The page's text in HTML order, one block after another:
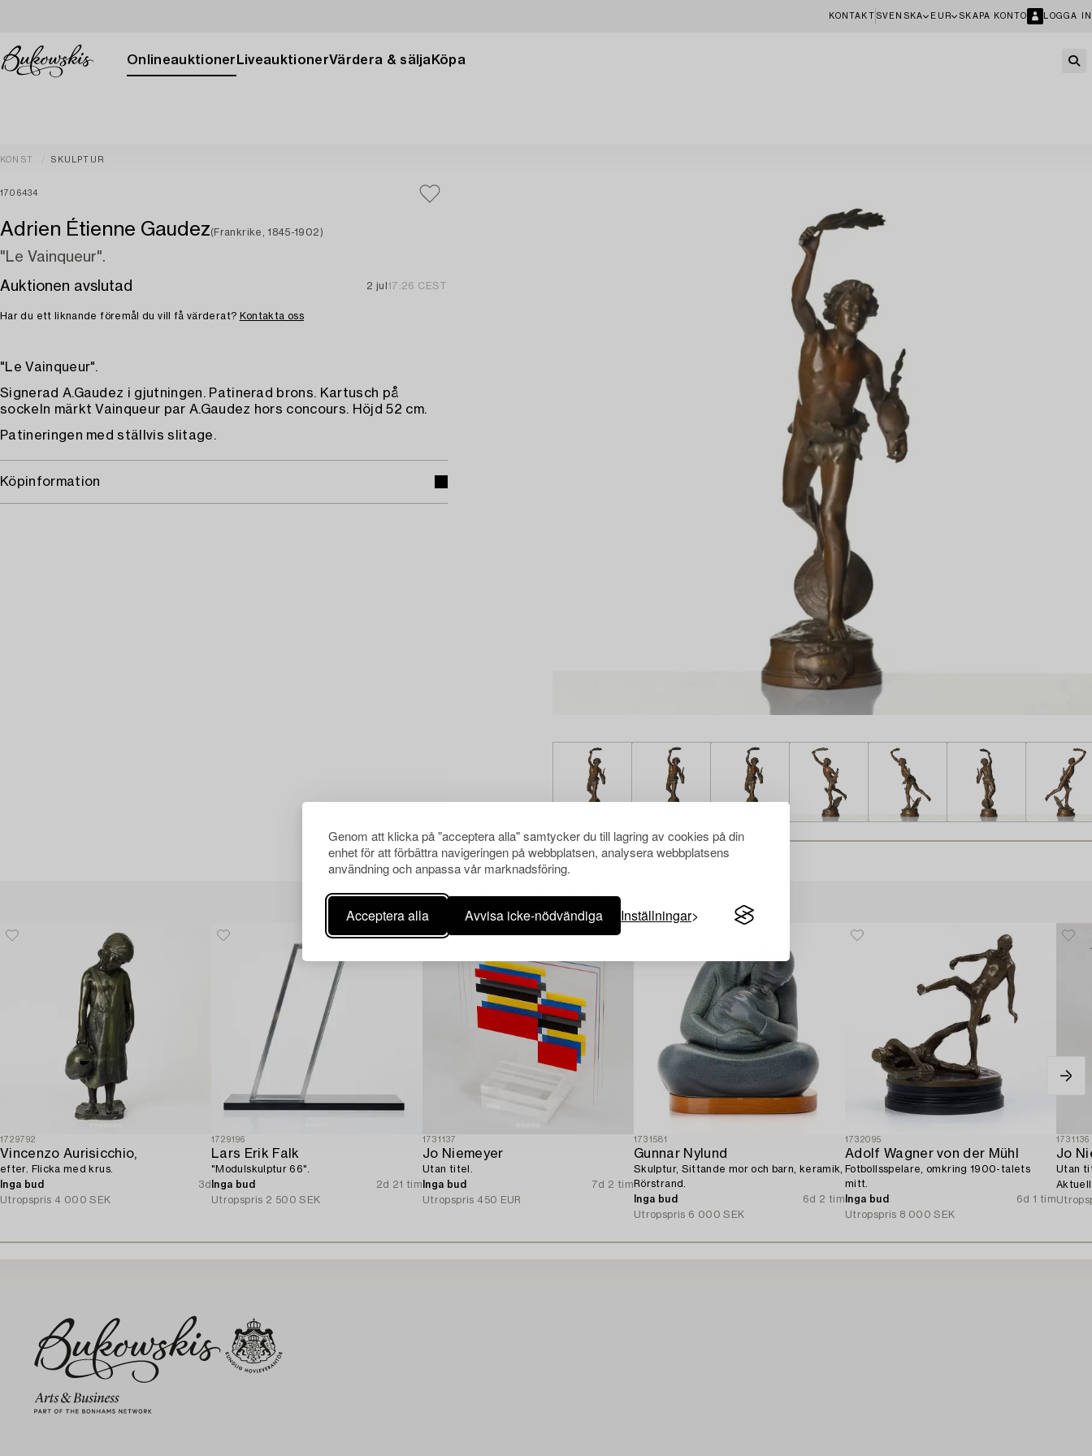
Genom att klicka på "acceptera alla" samtycker du till lagring av cookies på din
enhet för att förbättra navigeringen på webbplatsen, analysera webbplatsens
användning och anpassa vår marknadsföring.
Acceptera alla Avvisa icke-nödvändiga Inställningar
KONTAKT SVENSKA EUR SKAPA KONTO LOGGA IN
Onlineauktioner LiveauktionerVärdera & sälja Köpa
KONST SKULPTUR
1706434
Adrien Étienne Gaudez(Frankrike, 1845-1902)
"Le Vainqueur".
Auktionen avslutad
2 jul 17:26 CEST
Har du ett liknande föremål du vill få värderat? Kontakta oss
"Le Vainqueur".
Signerad A.Gaudez i gjutningen. Patinerad brons. Kartusch på
sockeln märkt Vainqueur par A.Gaudez hors concours. Höjd 52 cm.
Patineringen med ställvis slitage.
Köpinformation
Andra har även tittat på
1729792
Vincenzo Aurisicchio,
efter. Flicka med krus.
Inga bud
3d
Utropspris 4 000 SEK
1729196
Lars Erik Falk
"Modulskulptur 66".
Inga bud
2d 21 tim
Utropspris 2 500 SEK
1731137
Jo Niemeyer
Utan titel.
Inga bud
7d 2 tim
Utropspris 450 EUR
1731581
Gunnar Nylund
Skulptur, Sittande mor och barn, keramik,
Rörstrand.
Inga bud
6d 2 tim
Utropspris 6 000 SEK
1732095
Adolf Wagner von der Mühl
Fotbollsspelare, omkring 1900-talets
mitt.
Inga bud
6d 1 tim
Utropspris 8 000 SEK
1731136
Jo
Utan